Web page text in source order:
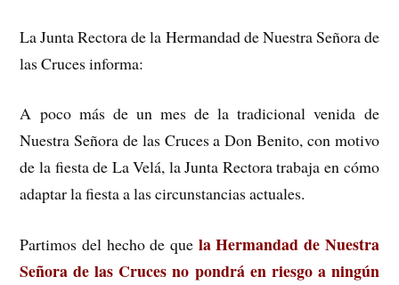
La Junta Rectora de la Hermandad de Nuestra Señora de
las Cruces informa:
A poco más de un mes de la tradicional venida de
Nuestra Señora de las Cruces a Don Benito, con motivo
de la fiesta de La Velá, la Junta Rectora trabaja en cómo
adaptar la fiesta a las circunstancias actuales.
Partimos del hecho de que la Hermandad de Nuestra
Señora de las Cruces no pondrá en riesgo a ningún